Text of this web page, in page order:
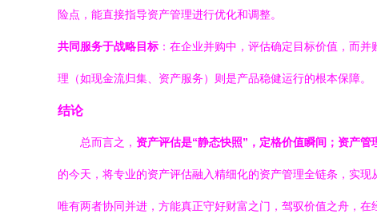
险点，能直接指导资产管理进行优化和调整。
共同服务于战略目标 ：在企业并购中，评估确定目标价值，而
理（如现金流归集、资产服务）则是产品稳健运行的根本保障。
结论
总而言之， 资产评估是“静态快照”，定格价值瞬间；资产管
的今天，将专业的资产评估融入精细化的资产管理全链条，实现
唯有两者协同并进，方能真正守好财富之门，驾驭价值之舟，在